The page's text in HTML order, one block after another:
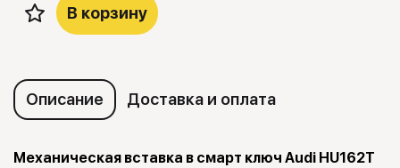
В корзину
Описание Доставка и оплата
Механическая вставка в смарт ключ Audi HU162T